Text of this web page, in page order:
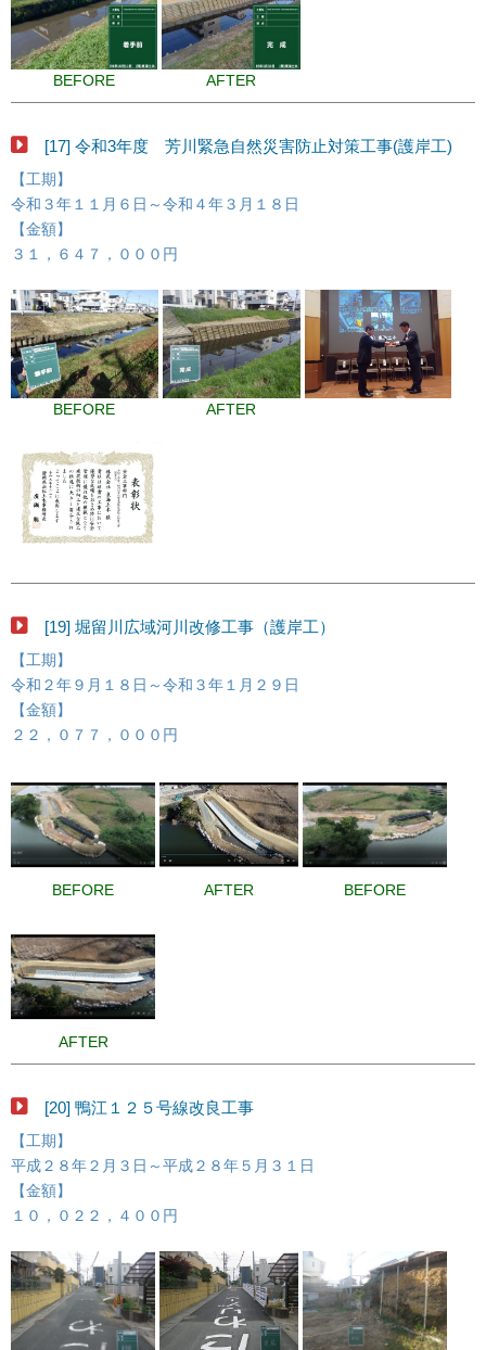
BEFORE AFTER
[17] 令和3年度 芳川緊急自然災害防止対策工事(護岸工)
【工期】
令和３年１１月６日～令和４年３月１８日
【金額】
３１，６４７，０００円
BEFORE AFTER
[19] 堀留川広域河川改修工事（護岸工）
【工期】
令和２年９月１８日～令和３年１月２９日
【金額】
２２，０７７，０００円
BEFORE AFTER BEFORE
AFTER
[20] 鴨江１２５号線改良工事
【工期】
平成２８年２月３日～平成２８年５月３１日
【金額】
１０，０２２，４００円